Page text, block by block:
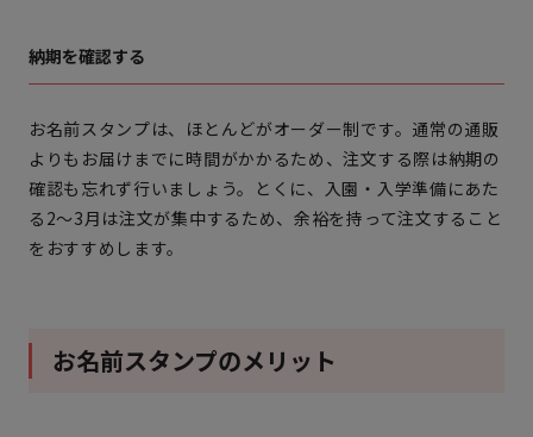
納期を確認する
お名前スタンプは、ほとんどがオーダー制です。通常の通販
よりもお届けまでに時間がかかるため、注文する際は納期の
確認も忘れず行いましょう。とくに、入園・入学準備にあた
る2〜3月は注文が集中するため、余裕を持って注文すること
をおすすめします。
お名前スタンプのメリット